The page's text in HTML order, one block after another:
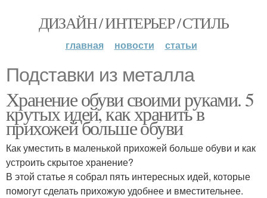
ДИЗАЙН / ИНТЕРЬЕР / СТИЛЬ
главная новости статьи
Подставки из металла
Хранение обуви своими руками. 5
крутых идей, как хранить в
прихожей больше обуви
Как уместить в маленькой прихожей больше обуви и как
устроить скрытое хранение?
В этой статье я собрал пять интересных идей, которые
помогут сделать прихожую удобнее и вместительнее.